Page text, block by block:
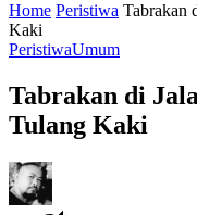
Home Peristiwa Tabrakan
Kaki
PeristiwaUmum
Tabrakan di
Tulang Kaki